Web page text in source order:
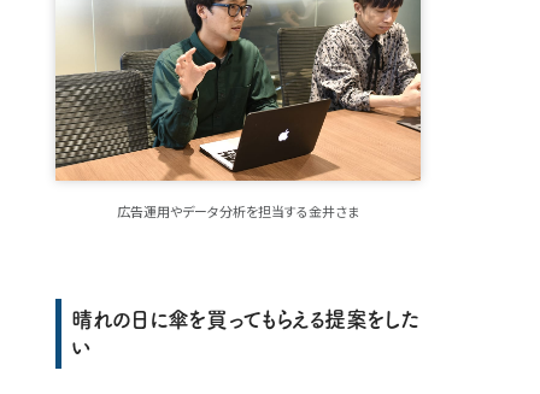
広告運用やデータ分析を担当する金井さま
晴れの日に傘を買ってもらえる提案をした
い